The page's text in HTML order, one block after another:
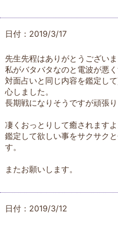
日付：2019/3/17
先生先程はありがとうございま
私がバタバタなのと電波が悪く
対面占いと同じ内容を鑑定し
心しました。
長期戦になりそうですが頑張り
凄くおっとりして癒されますよ
鑑定して欲しい事をサクサク
す。
またお願いします。
日付：2019/3/12